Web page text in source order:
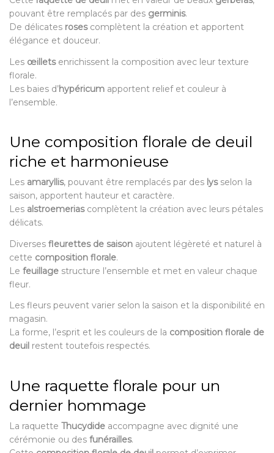
pouvant être remplacés par des germinis.
De délicates rosescomplètent la création et apportent
élégance et douceur.
Les œilletsenrichissent la composition avec leur texture
florale.
Les baies d’hypéricum apportent relief et couleur à
l’ensemble.
Une composition florale de deuil
riche et harmonieuse
Les amaryllis, pouvant être remplacés par des lysselon la
saison, apportent hauteur et caractère.
Les alstroemeriascomplètent la création avec leurs pétales
délicats.
Diverses fleurettes de saison ajoutent légèreté et naturel à
cette composition florale.
Le feuillage structure l’ensemble et met en valeur chaque
fleur.
Les fleurs peuvent varier selon la saison et la disponibilité en
magasin.
La forme, l’esprit et les couleurs de la composition florale de
deuil restent toutefois respectés.
Une raquette florale pour un
dernier hommage
La raquette Thucydide accompagne avec dignité une
cérémonie ou des funérailles.